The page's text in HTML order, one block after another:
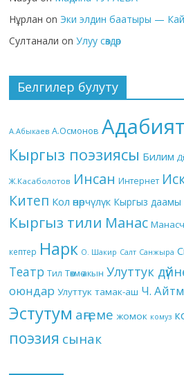
Нұрлан on Эки элдин баатыры —
Султанали onУлуу сөздөр
Белгилер булуту
А.Абыкаев А.Осмонов Адабият
Кыргыз поэзиясы Билим
Ж.Касаболотов Инсан Интернет
Китеп Кол өнөрчүлүк Кыргыз даамы
Кыргыз тили Манас
кептер Нарк О. Шакир Салт Санжыра
Театр Тил Төкмө акын Улуттук
оюндар Улуттук тамак-аш Ч.
Эстутум аңгеме жомок комуз
поэзия сынак